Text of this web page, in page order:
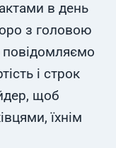
в день
з головою
повідомляємо
і строк
щоб
їхнім